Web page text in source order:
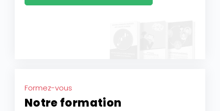
Formez-vous
Notre formation